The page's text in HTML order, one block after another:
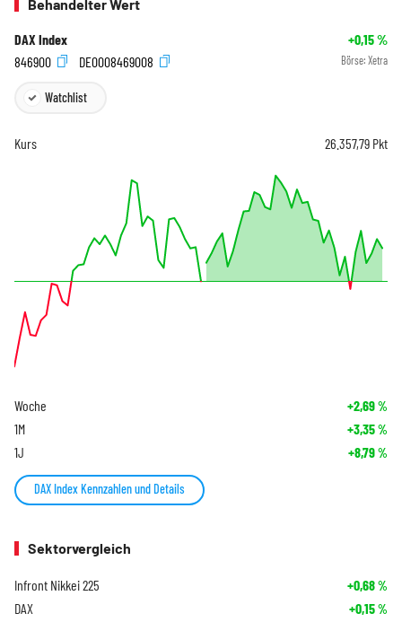
Behandelter Wert
DAX Index +0,15%
846900
DE0008469008 Börse: Xetra
Watchlist
Kurs 26.357,79 Pkt
Woche +2,69%
1M +3,35%
1J +8,79%
DAX Index Kennzahlen und Details
Sektorvergleich
Infront Nikkei 225 +0,68%
DAX +0,15%